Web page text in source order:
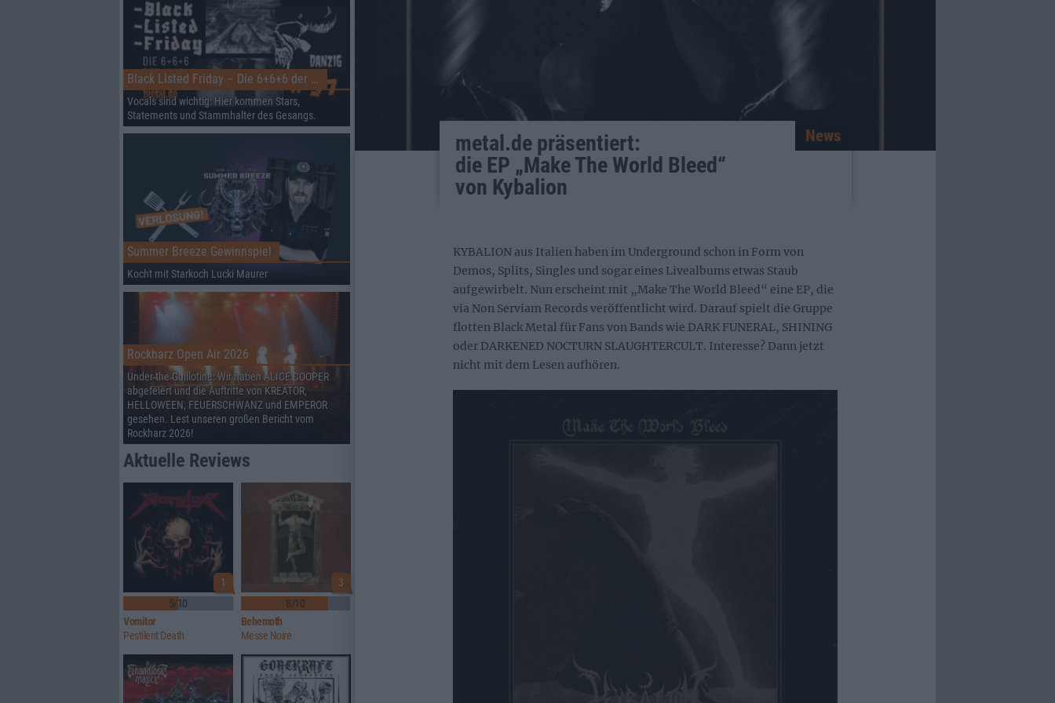
metal.de präsentiert:
die EP „Make The World Bleed“
von Kybalion
News
KYBALION aus Italien haben im Underground schon in Form von
Demos, Splits, Singles und sogar eines Livealbums etwas Staub
aufgewirbelt. Nun erscheint mit „Make The World Bleed“ eine EP, die
via Non Serviam Records veröffentlicht wird. Darauf spielt die Gruppe
flotten Black Metal für Fans von Bands wie DARK FUNERAL, SHINING
oder DARKENED NOCTURN SLAUGHTERCULT. Interesse? Dann jetzt
nicht mit dem Lesen aufhören.
Black Listed Friday – Die 6+6+6 der Woche
Vocals sind wichtig: Hier kommen Stars,
Statements und Stammhalter des Gesangs.
Summer Breeze Gewinnspiel
Kocht mit Starkoch Lucki Maurer
Rockharz Open Air 2026
Under the Guillotine: Wir haben ALICE COOPER
abgefeiert und die Auftritte von KREATOR,
HELLOWEEN, FEUERSCHWANZ und EMPEROR
gesehen. Lest unseren großen Bericht vom
Rockharz 2026!
Aktuelle Reviews
1
5/10
Vomitor
Pestilent Death
3
8/10
Behemoth
Messe Noire